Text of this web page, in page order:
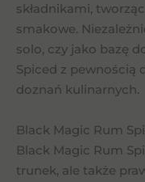
składnikami,
smakowe.
solo, czy jako bazę
Spiced z pewnością
doznań kulinarnych.
Black Magic Rum
Black Magic Rum
trunek, ale także